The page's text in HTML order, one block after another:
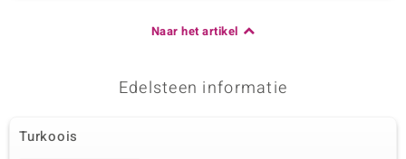
Naar het artikel
Edelsteen informatie
Turkoois